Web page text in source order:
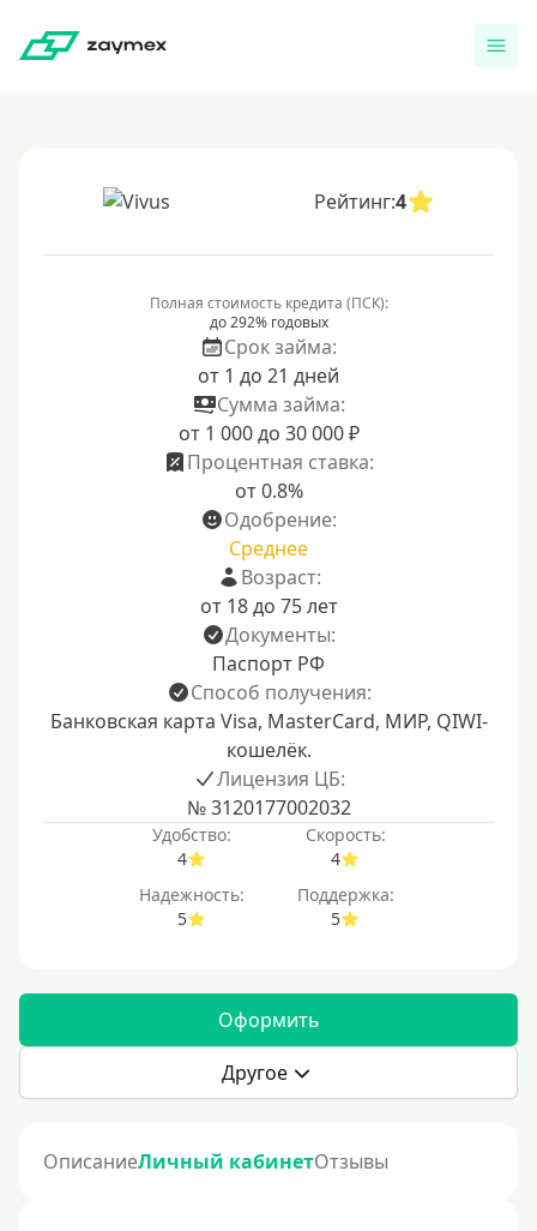
Рейтинг:4
Полная стоимость кредита (ПСК):
до 292% годовых
Срок займа:
от 1 до 21 дней
Сумма займа:
от 1 000 до 30 000 ₽
Процентная ставка:
от 0.8%
Одобрение:
Среднее
Возраст:
от 18 до 75 лет
Документы:
Паспорт РФ
Способ получения:
Банковская карта Visa, MasterCard, МИР, QIWI-
кошелёк.
Лицензия ЦБ:
№ 3120177002032
Удобство:
4
Скорость:
4
Надежность:
5
Поддержка:
5
Оформить
Другое
ОписаниеЛичный кабинетОтзывы